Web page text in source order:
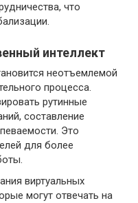
что
интеллект
неотъемлемой
процесса.
рутинные
составление
Это
для более
виртуальных
могут отвечать на